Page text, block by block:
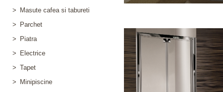
>
Masute cafea si tabureti
>
Parchet
>
Piatra
>
Electrice
> Tapet
>
Minipiscine